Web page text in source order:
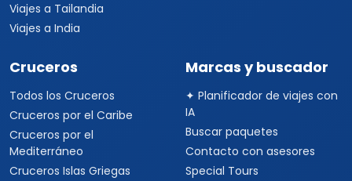
Viajes a Tailandia
Viajes a India
Cruceros
Todos los Cruceros
Cruceros por el Caribe
Cruceros por el
Mediterráneo
Cruceros Islas Griegas
Marcas y buscador
✦ Planificador de viajes con
IA
Buscar paquetes
Contacto con asesores
Special Tours